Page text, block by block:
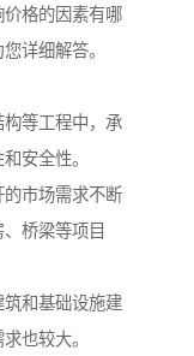
格的因素有哪
详细解答。
等工程中，承
安全性。
市场需求不断
桥梁等项目
和基础设施建
也较大。